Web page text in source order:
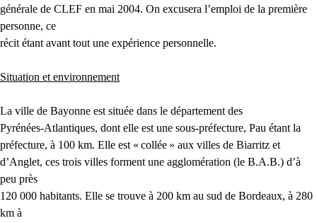
générale de CLEF en mai 2004. On excusera l’emploi de la première
personne, ce
récit étant avant tout une expérience personnelle.
Situation et environnement
La ville de Bayonne est située dans le département des
Pyrénées-Atlantiques, dont elle est une sous-préfecture, Pau étant la
préfecture, à 100 km. Elle est « collée » aux villes de Biarritz et
d’Anglet, ces trois villes forment une agglomération (le B.A.B.) d’à
peu près
120 000 habitants. Elle se trouve à 200 km au sud de Bordeaux, à 280
km à